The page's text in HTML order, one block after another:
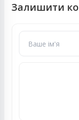
Залишити